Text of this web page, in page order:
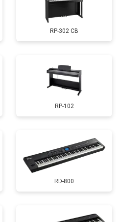
RP-302 CB
RP-102
RD-800